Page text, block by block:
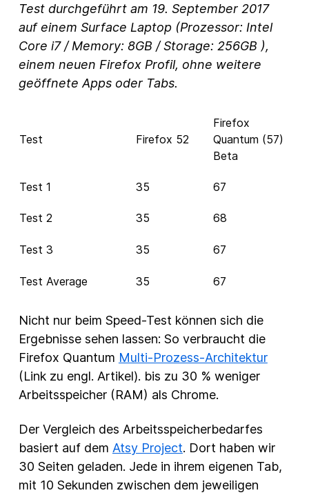
Test durchgeführt am 19. September 2017
auf einem Surface Laptop (Prozessor: Intel
Core i7 / Memory: 8GB / Storage: 256GB ),
einem neuen Firefox Profil, ohne weitere
geöffnete Apps oder Tabs.
Test Firefox 52
Firefox
Quantum (57)
Beta
Test 1 35 67
Test 2 35 68
Test 3 35 67
Test Average 35 67
Nicht nur beim Speed-Test können sich die
Ergebnisse sehen lassen: So verbraucht die
Firefox Quantum Multi-Prozess-Architektur
(Link zu engl. Artikel). bis zu 30 % weniger
Arbeitsspeicher (RAM) als Chrome.
Der Vergleich des Arbeitsspeicherbedarfes
basiert auf dem Atsy Project. Dort haben wir
30 Seiten geladen. Jede in ihrem eigenen Tab,
mit 10 Sekunden zwischen dem jeweiligen